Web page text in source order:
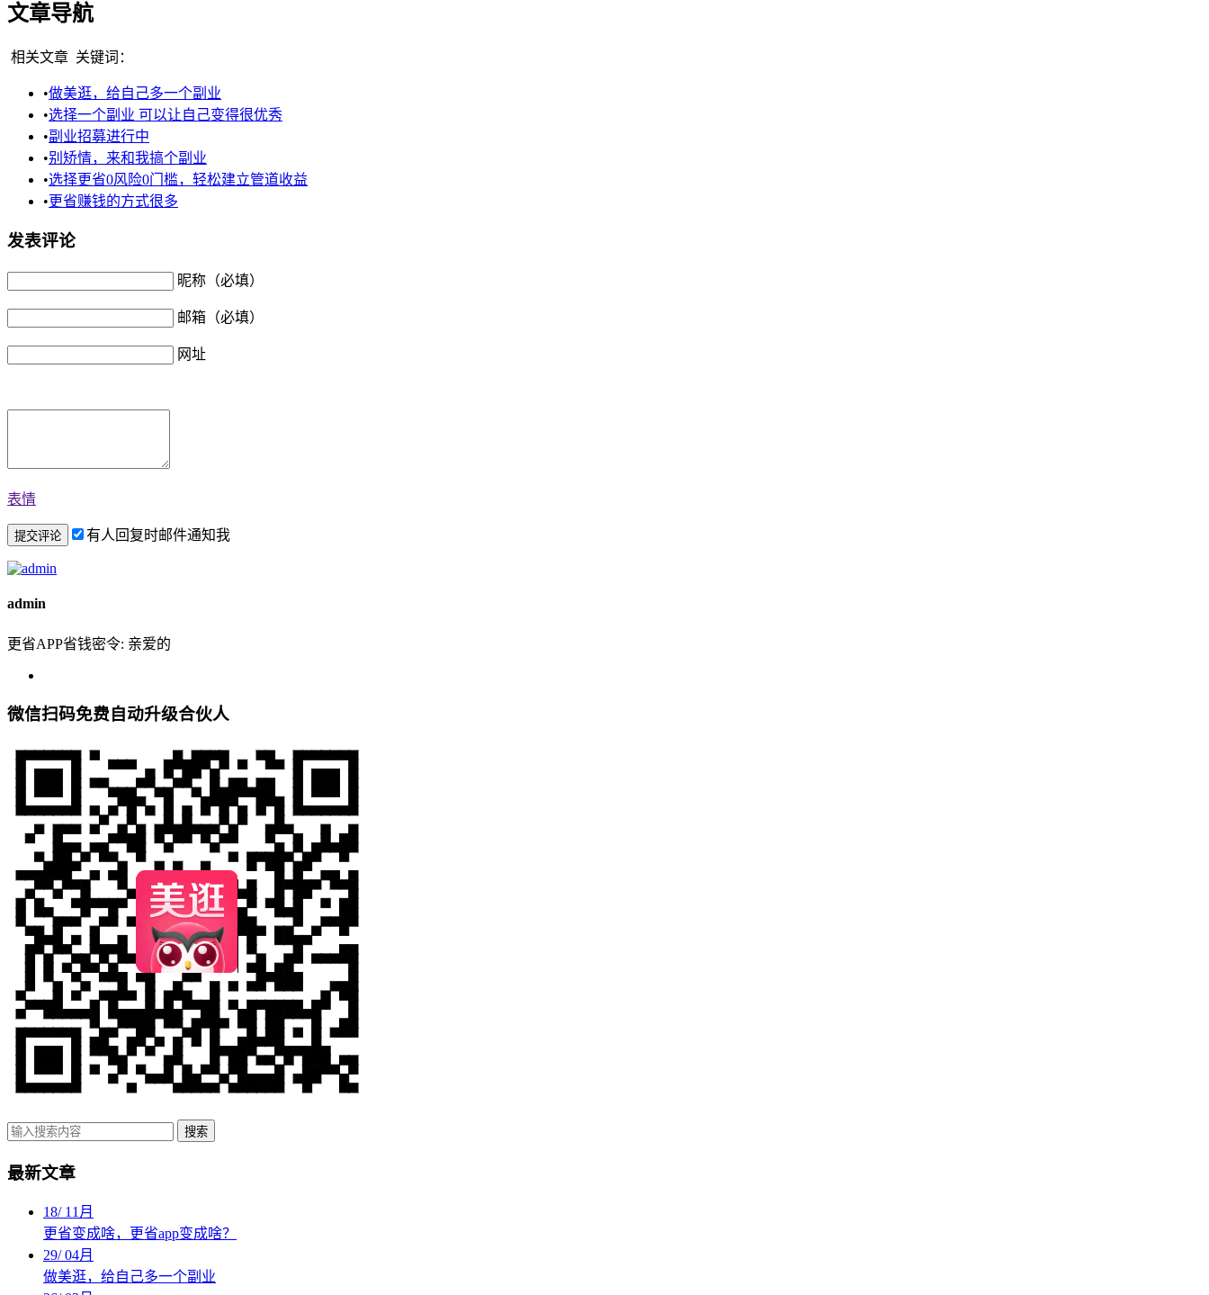
文章导航
相关文章 关键词：
•做美逛，给自己多一个副业
•选择一个副业 可以让自己变得很优秀
•副业招募进行中
•别矫情，来和我搞个副业
•选择更省0风险0门槛，轻松建立管道收益
•更省赚钱的方式很多
发表评论
昵称（必填）
邮箱（必填）
网址
表情
有人回复时邮件通知我
admin
更省APP省钱密令: 亲爱的
微信扫码免费自动升级合伙人
搜索
最新文章
18/ 11月
更省变成啥，更省app变成啥？
29/04月
做美逛，给自己多一个副业